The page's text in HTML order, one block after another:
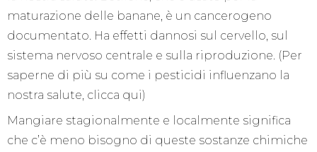
maturazione delle banane, è un cancerogeno
documentato. Ha effetti dannosi sul cervello, sul
sistema nervoso centrale e sulla riproduzione. (Per
saperne di più su come i pesticidi influenzano la
nostra salute, clicca qui)
Mangiare stagionalmente e localmente significa
che c’è meno bisogno di queste sostanze chimiche